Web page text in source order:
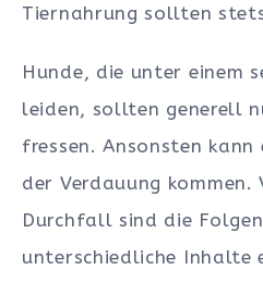
Tiernahrung sollten
Hunde, die unter einem
leiden, sollten generell
fressen. Ansonsten kann
der Verdauung
Durchfall sind die
unterschiedliche Inhalte